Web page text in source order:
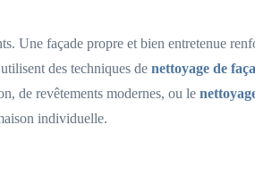
Une façade propre et bien entretenue
des techniques de nettoyage de
de revêtements modernes, ou le
individuelle.